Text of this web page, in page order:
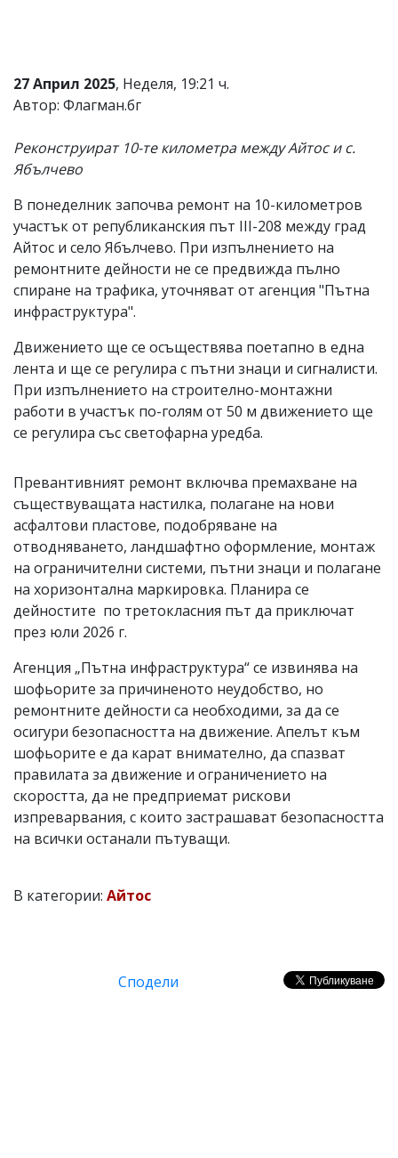
въвеждат
от
читателите
редакцията
не
носи
за
тях!
Ако
обиден
за
вас
коментар,
моля
сигнализирайте
ни!
27 Април 2025, Неделя, 19:21 ч.
Автор: Флагман.бг
Реконструират 10-те километра между Айтос и с.
Ябълчево
В понеделник започва ремонт на 10-километров
участък от републиканския път III-208 между град
Айтос и село Ябълчево. При изпълнението на
ремонтните дейности не се предвижда пълно
спиране на трафика, уточняват от агенция "Пътна
инфраструктура".
Движението ще се осъществява поетапно в една
лента и ще се регулира с пътни знаци и сигналисти.
При изпълнението на строително-монтажни
работи в участък по-голям от 50 м движението ще
се регулира със светофарна уредба.
Превантивният ремонт включва премахване на
съществуващата настилка, полагане на нови
асфалтови пластове, подобряване на
отводняването, ландшафтно оформление, монтаж
на ограничителни системи, пътни знаци и полагане
на хоризонтална маркировка. Планира се
дейностите по третокласния път да приключат
през юли 2026 г.
Агенция „Пътна инфраструктура“ се извинява на
шофьорите за причиненото неудобство, но
ремонтните дейности са необходими, за да се
осигури безопасността на движение. Апелът към
шофьорите е да карат внимателно, да спазват
правилата за движение и ограничението на
скоростта, да не предприемат рискови
изпреварвания, с които застрашават безопасността
на всички останали пътуващи.
В категории: Айтос
Сподели